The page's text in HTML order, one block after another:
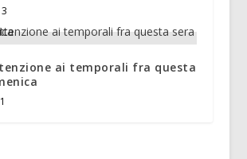
ai temporali fra questa